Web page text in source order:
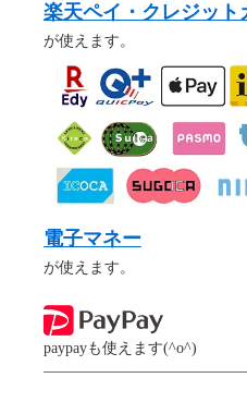
楽天ペイ・クレジット
が使えます。
電子マネー
が使えます。
paypayも使えます(^o^)